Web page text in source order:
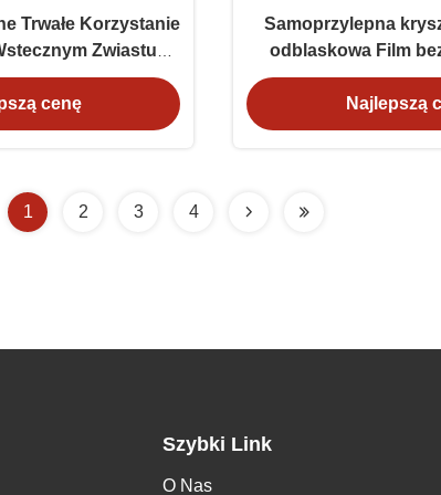
Trwałe Korzystanie
Zwiastun
Reflektorne Dla
cenę
Samoprzylepna
odblaskowa Film
drogowego Paski
Najlepszą
1 2 3 4
Szybki Link
O Nas